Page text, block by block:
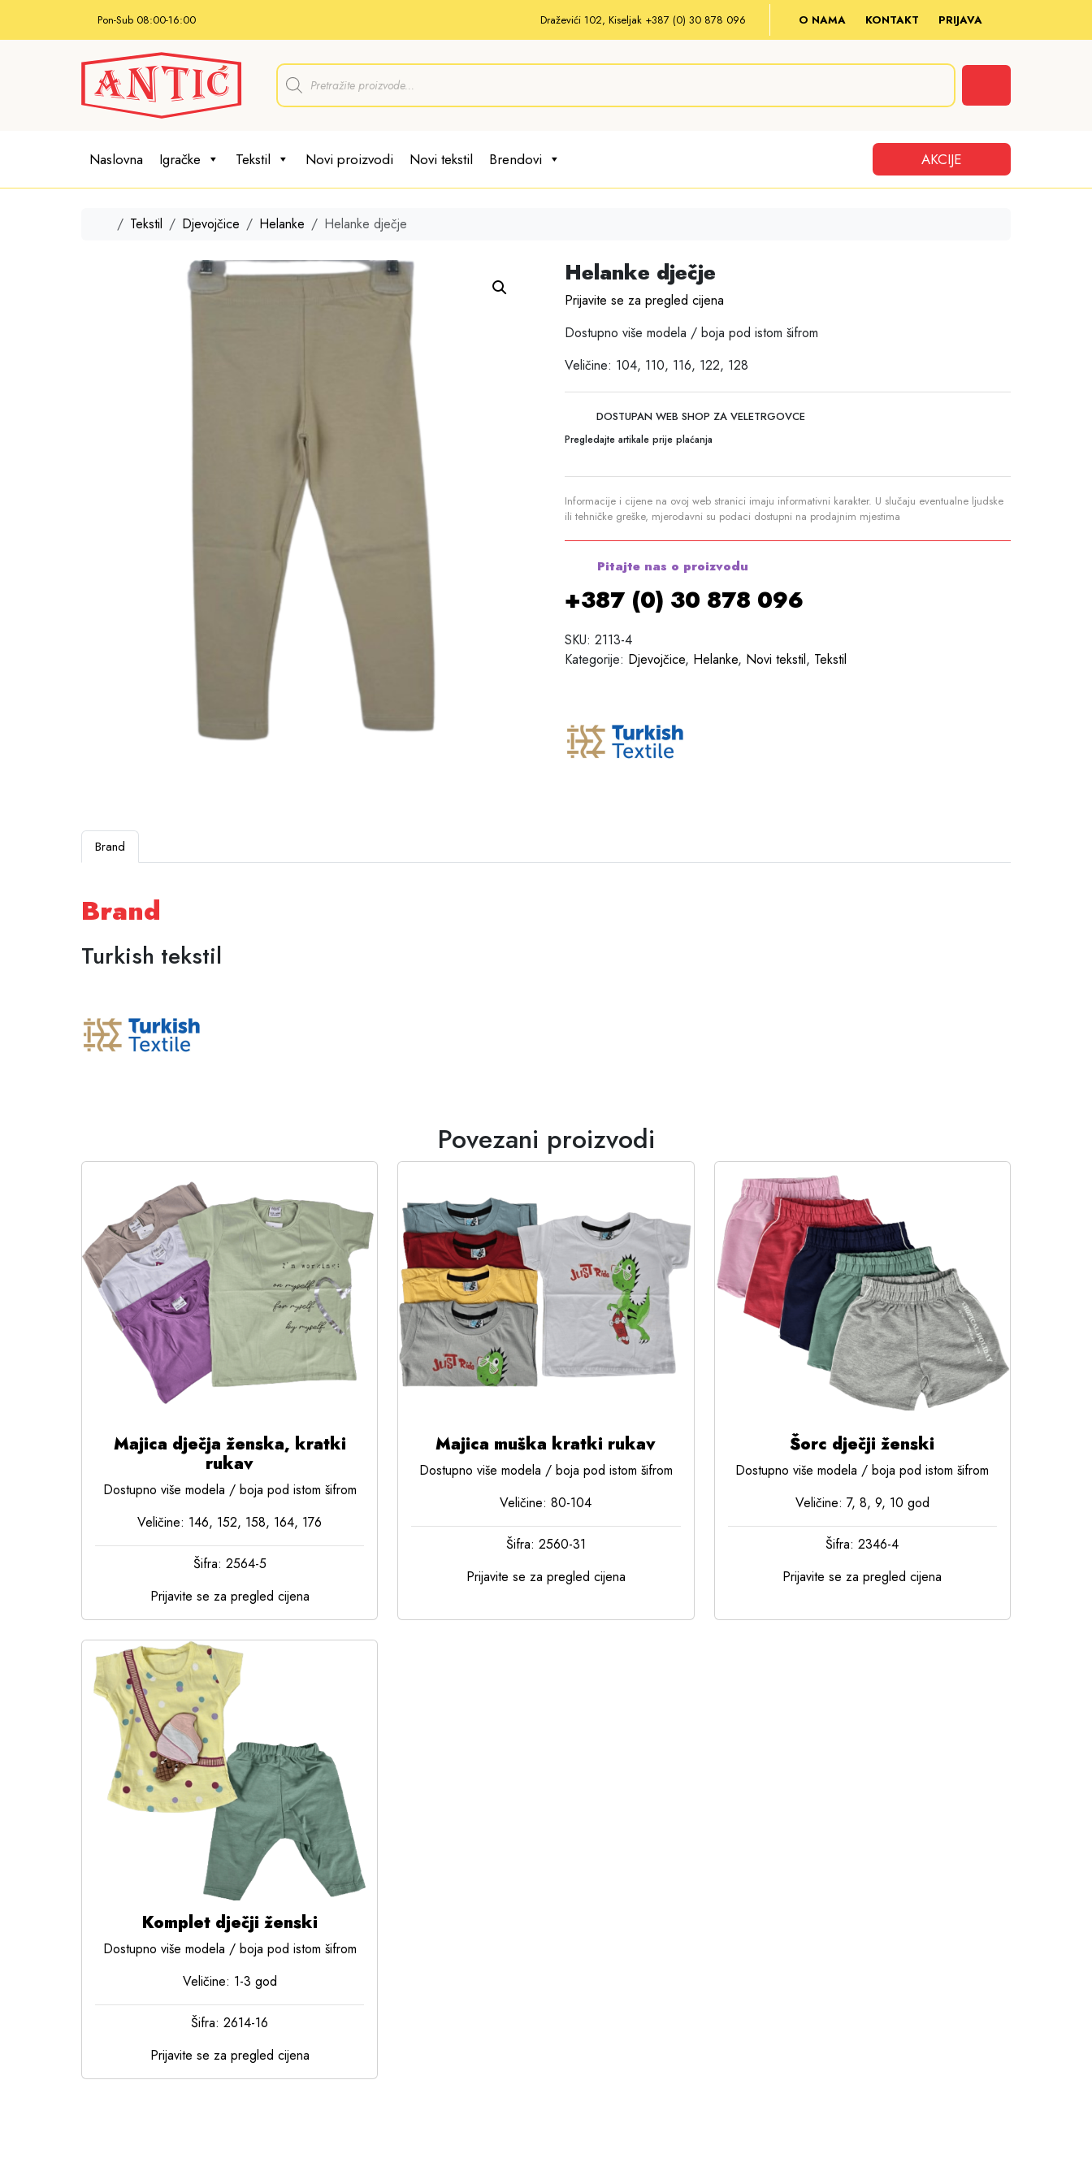
Pon-Sub 08:00-16:00 Draževići 102, Kiseljak +387 (0) 30 878 096 O NAMA KONTAKT PRIJAVA
P
d
s
e
c
Naslovna Igračke Tekstil Novi proizvodi Novi tekstil AKCIJE
Brendovi
HomeTekstil Djevojčice Helanke Helanke dječje
Helanke dječje
Prijavite se za pregled cijena
Dostupno više modela / boja pod istom šifrom
Veličine: 104, 110, 116, 122, 128
DOSTUPAN WEB SHOP ZA VELETRGOVCE
Pregledajte artikale prije plaćanja
Informacije i cijene na ovoj web stranici imaju informativni karakter. U slučaju eventualne ljudske
ili tehničke greške, mjerodavni su podaci dostupni na prodajnim mjestima
Pitajte nas o proizvodu
+387 (0) 30 878 096
SKU: 2113-4
Kategorije: Djevojčice, Helanke, Novi tekstil, Tekstil
Brand
Brand
Turkish tekstil
Povezani proizvodi
Majica dječja ženska, kratki
rukav
Dostupno više modela / boja pod istom šifrom
Veličine: 146, 152, 158, 164, 176
Šifra: 2564-5
Prijavite se za pregled cijena
Majica muška kratki rukav
Dostupno više modela / boja pod istom šifrom
Veličine: 80-104
Šifra: 2560-31
Prijavite se za pregled cijena
Šorc dječji ženski
Dostupno više modela / boja pod istom šifrom
Veličine: 7, 8, 9, 10 god
Šifra: 2346-4
Prijavite se za pregled cijena
Komplet dječji ženski
Dostupno više modela / boja pod istom šifrom
Veličine: 1-3 god
Šifra: 2614-16
Prijavite se za pregled cijena